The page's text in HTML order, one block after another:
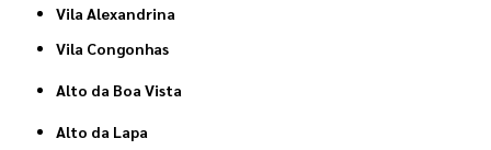
Vila Alexandrina
Vila Congonhas
Alto da Boa Vista
Alto da Lapa